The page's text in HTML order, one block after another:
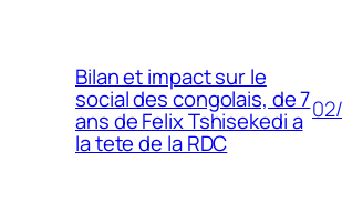
Bilan et impact sur le
social des congolais, de 7
ans de Felix Tshisekedi a
la tete de la RDC